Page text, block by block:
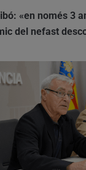
«en només 3
del nefast